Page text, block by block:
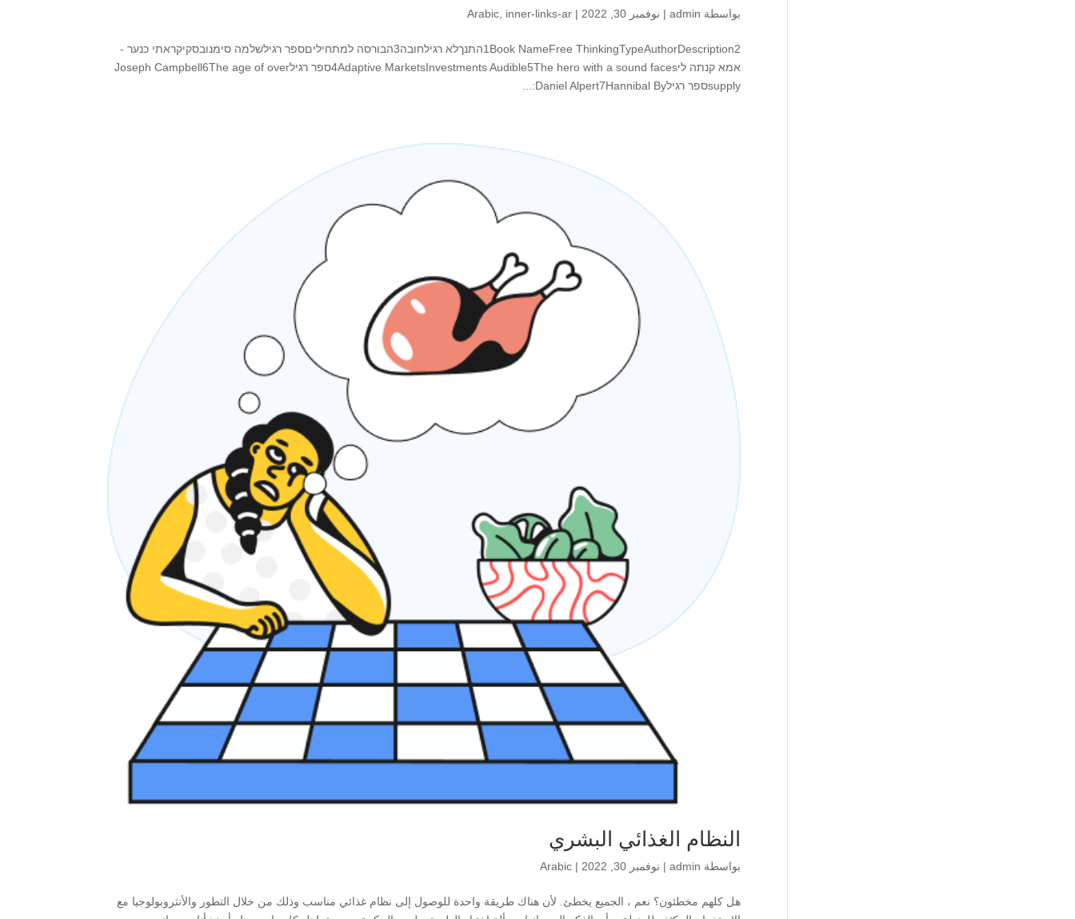
بواسطة admin
| نوفمبر 30, 2022 |
Arabic, inner-links-ar
1Book NameFree ThinkingTypeAuthorDescription2התנךלא רגילחובה3הבורסה למתחיליםספר רגילשלמה סימנובסקיקראתי כנער -
אמא קנתה לי4Adaptive MarketsInvestments Audible5The hero with a sound facesספר רגילJoseph Campbell6The age of over
supplyספר רגילDaniel Alpert7Hannibal By:...
النظام الغذائي البشري
بواسطة admin
| نوفمبر 30, 2022 |
Arabic
هل كلهم مخطئون؟ نعم ، الجميع يخطئ. لأن هناك طريقة واحدة للوصول إلى نظام غذائي مناسب وذلك من خلال التطور والأنثروبولوجيا مع